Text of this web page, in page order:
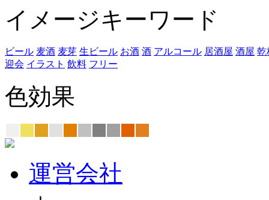
イメージキーワード
ビール 麦酒 麦芽 生ビール お酒 酒 アルコール 居酒屋 酒屋 乾
迎会 イラスト 飲料 フリー
色効果
運営会社